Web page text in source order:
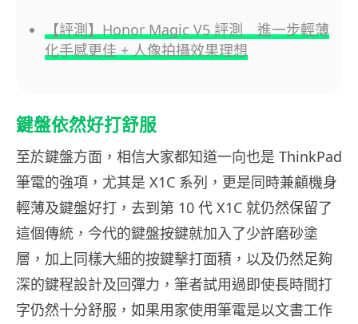
【評測】Honor Magic V5 評測 進一步輕薄
化手感更佳 + 人像拍攝效果理想
鍵盤依然好打舒服
至於鍵盤方面，相信大家都知道一向也是 ThinkPad
筆電的強項，尤其是 X1C 系列，更是同時兼顧機身
輕薄及鍵盤好打，去到第 10 代 X1C 就仍然保留了
這個傳統，今代的鍵盤按鍵就加入了少許磨砂塗
層，加上同樣大細的按鍵擊打面積，以及仍然足夠
深的鍵程設計及回彈力，筆者試用過即使長時間打
字仍然十分舒服，如果用家使用筆電是以文書工作